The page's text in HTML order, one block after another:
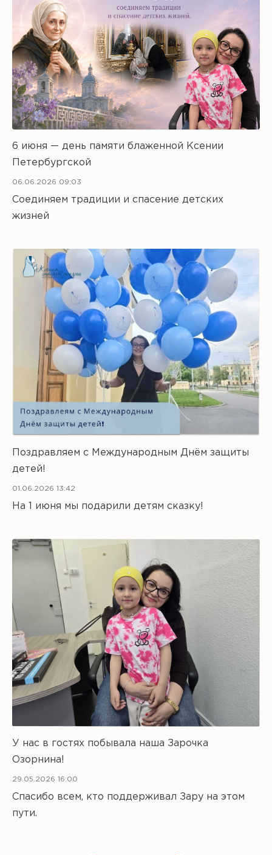
6 июня — день памяти блаженной Ксении
Петербургской
06.06.2026 09:03
Соединяем традиции и спасение детских
жизней
Поздравляем с Международным Днём защиты
детей!
01.06.2026 13:42
На 1 июня мы подарили детям сказку!
У нас в гостях побывала наша Зарочка
Озорнина!
29.05.2026 16:00
Спасибо всем, кто поддерживал Зару на этом
пути.